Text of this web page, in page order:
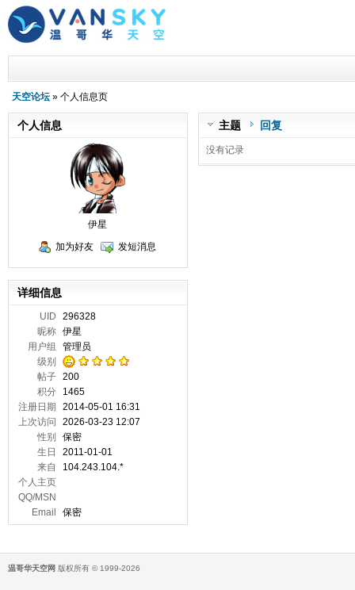
天空论坛 » 个人信息页
主题 回复
没有记录
个人信息
伊星
加为好友
发短消息
详细信息
UID
296328
昵称 伊星
用户组
管理员
级别
帖子 200
积分
1465
注册日期
2014-05-01 16:31
上次访问
2026-03-23 12:07
性别
保密
生日
2011-01-01
来自
104.243.104.*
个人主页
QQ/MSN
Email
保密
温哥华天空网 版权所有 © 1999-2026